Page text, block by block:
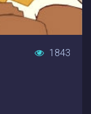
1843